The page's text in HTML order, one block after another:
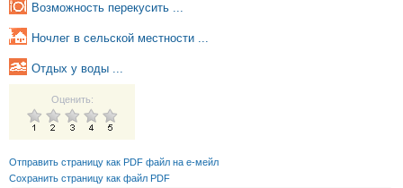
Возможность перекусить ...
Ночлег в сельской местности ...
Oтдых у воды ...
Оценить:
Отправить страницу как PDF файл на е-мейл
Сохранить страницу как файл PDF